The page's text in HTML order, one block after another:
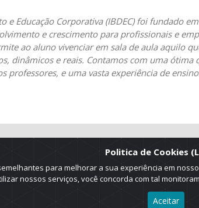
e Educação Corporativa (IBDEC) foi fundado
e crescimento para profissionais e
ao aluno vivenciar em sala de aula aquilo
dinâmicos e reais. Contamos com uma ótima
e uma vasta experiência de
2025 © Copyright. ADRUS. Todos os direitos
Politica de Cookies
para melhorar a sua experiência em
nossos serviços, você concorda com tal
Aceitar